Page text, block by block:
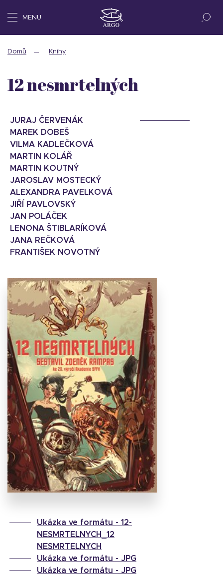
MENU
Domů Knihy
Ukázka ve formátu - 12-
NESMRTELNYCH_12
NESMRTELNYCH
Ukázka ve formátu - JPG
Ukázka ve formátu - JPG
12 nesmrtelných
JURAJ ČERVENÁK
MAREK DOBEŠ
VILMA KADLEČKOVÁ
MARTIN KOLÁŘ
MARTIN KOUTNÝ
JAROSLAV MOSTECKÝ
ALEXANDRA PAVELKOVÁ
JIŘÍ PAVLOVSKÝ
JAN POLÁČEK
LENONA ŠTIBLARÍKOVÁ
JANA REČKOVÁ
FRANTIŠEK NOVOTNÝ